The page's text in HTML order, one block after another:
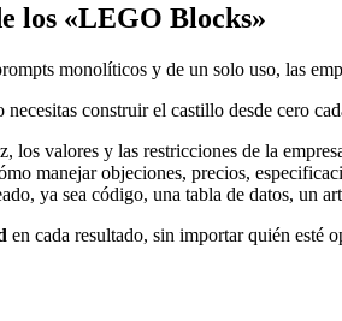
los «LEGO Blocks»
monolíticos y de un solo uso, las
necesitas construir el castillo desde cero
los valores y las restricciones de la
manejar objeciones, precios,
ya sea código, una tabla de datos, un
en cada resultado, sin importar quién esté